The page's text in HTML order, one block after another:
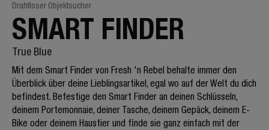
Drahtloser Objektsucher
SMART FINDER
True Blue
Mit dem Smart Finder von Fresh 'n Rebel behalte immer den
Überblick über deine Lieblingsartikel, egal wo auf der Welt du dich
befindest. Befestige den Smart Finder an deinen Schlüsseln,
deinem Portemonnaie, deiner Tasche, deinem Gepäck, deinem E-
Bike oder deinem Haustier und finde sie ganz einfach mit der